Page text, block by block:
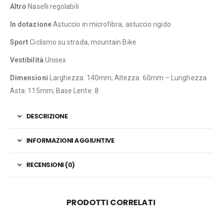
Altro Naselli regolabili
In dotazioneAstuccio in microfibra, astuccio rigido
SportCiclismo su strada, mountain Bike
Vestibilità Unisex
Dimensioni Larghezza: 140mm; Altezza: 60mm – Lunghezza
Asta: 115mm; Base Lente: 8
DESCRIZIONE
INFORMAZIONI AGGIUNTIVE
RECENSIONI (0)
PRODOTTI CORRELATI